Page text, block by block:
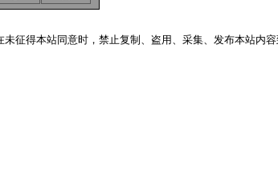
征得本站同意时，禁止复制、盗用、采集、发布本站内